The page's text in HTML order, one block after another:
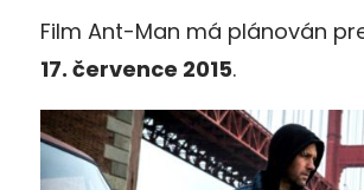
Film Ant-Man má plánován
17. července 2015.